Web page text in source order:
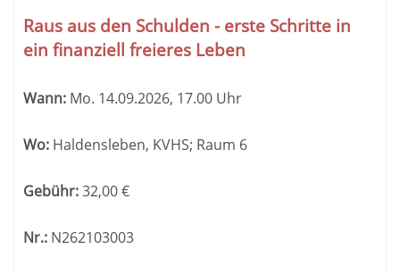
Tabellenüberschriften
können
sortiert
Raus aus den Schulden - erste Schritte in
ein finanziell freieres Leben
Wann: Mo. 14.09.2026, 17.00 Uhr
Wo: Haldensleben, KVHS; Raum 6
Gebühr:32,00€
Nr.: N262103003